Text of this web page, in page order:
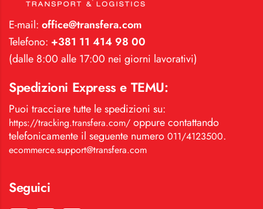
E-mail: office@transfera.com
Telefono: +381 11 414 98 00
(dalle 8:00 alle 17:00 nei giorni lavorativi)
Spedizioni Express e TEMU:
Puoi tracciare tutte le spedizioni su:
https://tracking.transfera.com/ oppure contattando
telefonicamente il seguente numero 011/4123500.
ecommerce.support@transfera.com
Seguici